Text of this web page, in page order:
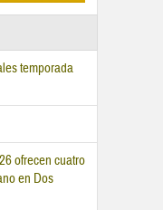
temporada
ofrecen cuatro
en Dos